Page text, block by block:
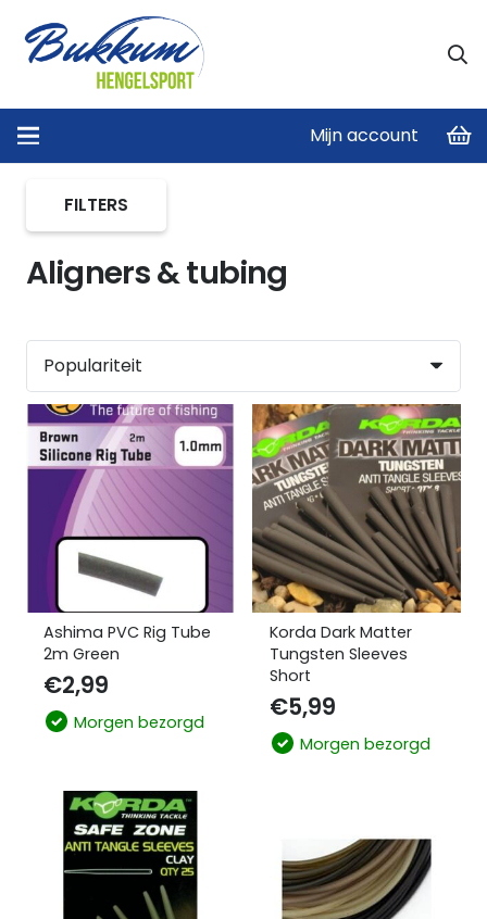
Mijn account
Home
Aligners & tubing
Ashima PVC Rig Tube
2m Green
€2,99
Morgen bezorgd
Korda Dark Matter
Tungsten Sleeves
Short
€5,99
Morgen bezorgd
FILTERS